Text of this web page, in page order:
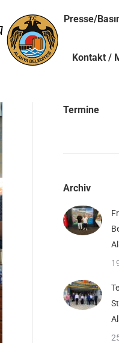
Presse/
Kontakt /
Termine
Archiv